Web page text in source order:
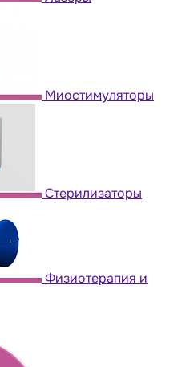
Миостимуляторы
Стерилизаторы
Физиотерапия и